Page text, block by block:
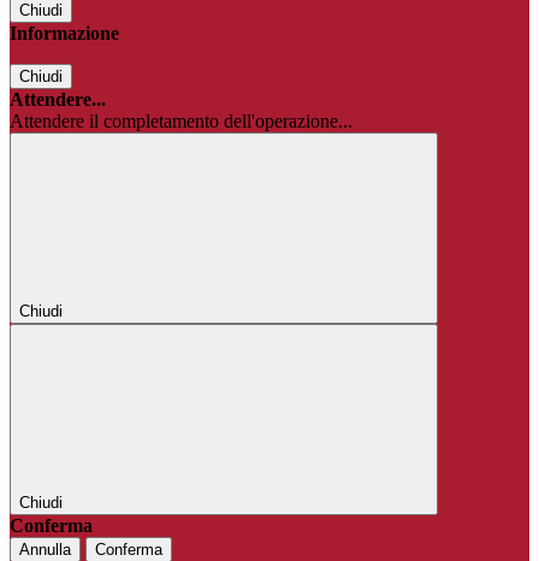
Chiudi
Informazione
Chiudi
Attendere...
Attendere il completamento dell'operazione...
Chiudi
Chiudi
Conferma
Annulla Conferma